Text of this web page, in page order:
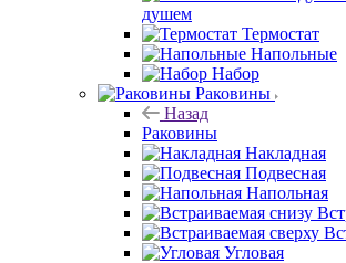
душем
Термостат
Напольные
Набор
Раковины
Назад
Раковины
Накладная
Подвесная
Напольная
Угловая